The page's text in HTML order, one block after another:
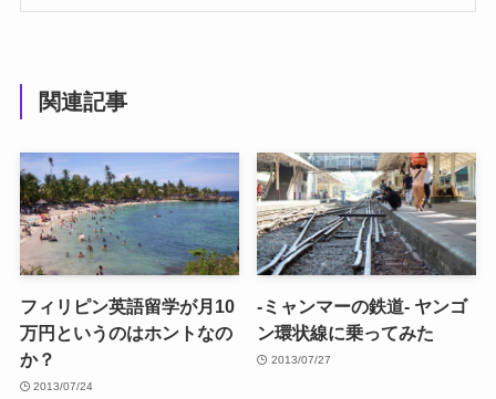
関連記事
フィリピン英語留学が月10
万円というのはホントなの
か？
2013/07/24
-ミャンマーの鉄道- ヤンゴ
ン環状線に乗ってみた
2013/07/27